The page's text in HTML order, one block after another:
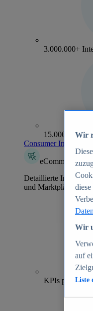
3.000.000+
15.000+
Consumer Insights
eCommerce
Detaillierte
und Marktplätzen
KPIs pro Shop
Wir
Wir
auf
Liste